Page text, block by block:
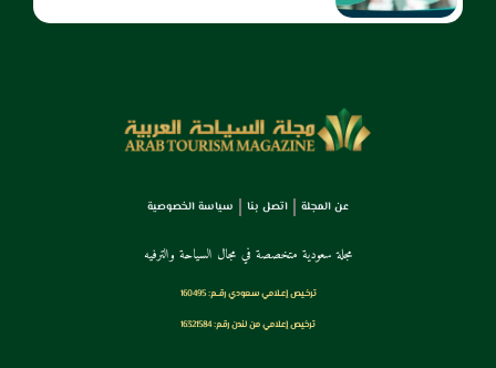
عن المجلة اتصل بنا سياسة الخصوصية
مجلة سعودية متخصصة في مجال السياحة والترفيه
ترخـيص إعـلامي سـعودي رقــم: 160495
ترخيص إعلامي من لندن رقم: 16321584